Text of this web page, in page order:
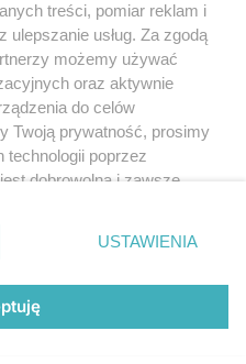
treści, pomiar reklam i
ulepszanie usług. Za zgodą
możemy używać
oraz aktywnie
do celów
Twoją prywatność, prosimy
technologii poprzez
dobrowolna i zawsze
dolnym rogu strony
danych nie wymagają
prawo sprzeciwić się
będą miały
USTAWIENIA